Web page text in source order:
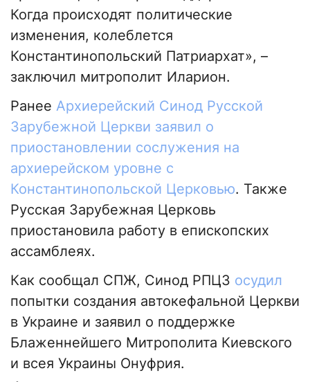
Когда происходят политические
изменения, колеблется
Константинопольский Патриархат», –
заключил митрополит Иларион.
Ранее Архиерейский Синод Русской
Зарубежной Церкви заявил о
приостановлении сослужения на
архиерейском уровне с
Константинопольской Церковью. Также
Русская Зарубежная Церковь
приостановила работу в епископских
ассамблеях.
Как сообщал СПЖ, Синод РПЦЗ осудил
попытки создания автокефальной Церкви
в Украине и заявил о поддержке
Блаженнейшего Митрополита Киевского
и всея Украины Онуфрия.